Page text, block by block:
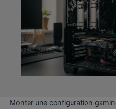
Monter une configuration